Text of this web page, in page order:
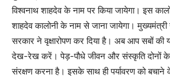
विश्वनाथ शाहदेव के नाम पर किया जायेगा। इस
शाहदेव कालोनी के नाम से जाना जायेगा।
सरकार ने वृक्षारोपण कर दिया है। अब आप सबों की
देख-रेख करें। पेड़-पौधे जीवन और संस्कृति दोनों
संरक्षण करना है। इसके साथ ही पर्यावरण को बचाने